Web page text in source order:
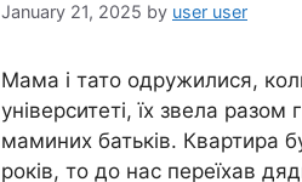
January 21, 2025 by user user
Мама і тато одружилися,
університеті, їх звела
маминих батьків. Квартира
років, то до нас переїхав